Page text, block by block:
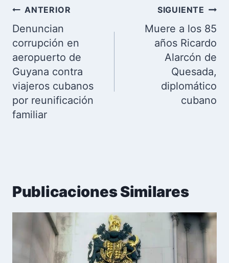
Navegación
de
entradas
ANTERIOR
Denuncian
corrupción en
aeropuerto de
Guyana contra
viajeros cubanos
por reunificación
familiar
SIGUIENTE
Muere a los 85
años Ricardo
Alarcón de
Quesada,
diplomático
cubano
Publicaciones Similares